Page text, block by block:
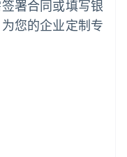
署合同或填写银
您的企业定制专